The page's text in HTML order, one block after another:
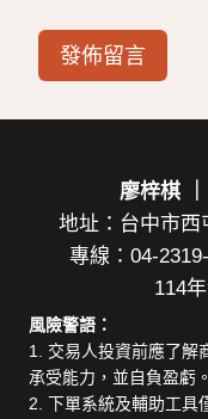
廖梓棋
地址：台中市西
專線：04-
114
風險警語：
1. 交易人投資前應了解
承受能力，並自負盈虧。
2. 下單系統及輔助工具